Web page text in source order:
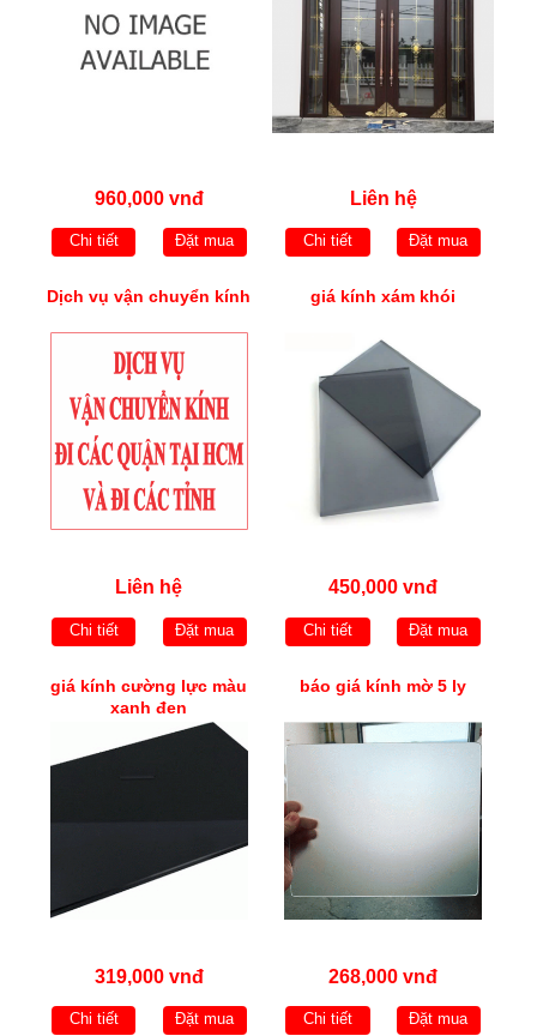
960,000 vnđ
Chi tiết Đặt mua
Liên hệ
Chi tiết Đặt mua
Dịch vụ vận chuyển kính
Liên hệ
Chi tiết Đặt mua
giá kính xám khói
450,000 vnđ
Chi tiết Đặt mua
giá kính cường lực màu
xanh đen
319,000 vnđ
Chi tiết Đặt mua
báo giá kính mờ 5 ly
268,000 vnđ
Chi tiết Đặt mua